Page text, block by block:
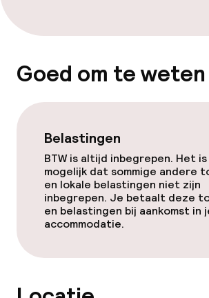
Goed om te weten
Belastingen
BTW is altijd inbegrepen. Het
mogelijk dat sommige andere
en lokale belastingen niet zijn
inbegrepen. Je betaalt deze
en belastingen bij aankomst in
accommodatie.